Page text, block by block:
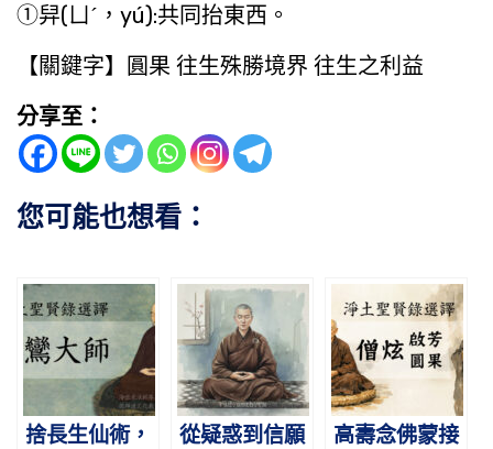
①舁(ㄩˊ，yú):共同抬東西。
【關鍵字】圓果 往生殊勝境界 往生之利益
分享至：
您可能也想看：
捨長生仙術，
從疑惑到信願
高壽念佛蒙接